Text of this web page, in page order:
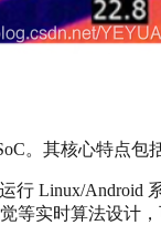
。其核心特点包
行 Linux/Android
实时算法设计